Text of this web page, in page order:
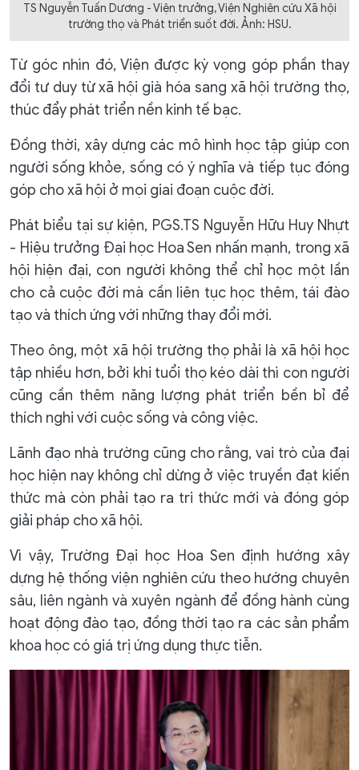
TS Nguyễn Tuấn Dương - Viện trưởng, Viện Nghiên cứu Xã hội
trường thọ và Phát triển suốt đời. Ảnh: HSU.
Từ góc nhìn đó, Viện được kỳ vọng góp phần thay
đổi tư duy từ xã hội già hóa sang xã hội trường thọ,
thúc đẩy phát triển nền kinh tế bạc.
Đồng thời, xây dựng các mô hình học tập giúp con
người sống khỏe, sống có ý nghĩa và tiếp tục đóng
góp cho xã hội ở mọi giai đoạn cuộc đời.
Phát biểu tại sự kiện, PGS.TS Nguyễn Hữu Huy Nhựt
- Hiệu trưởng Đại học Hoa Sen nhấn mạnh, trong xã
hội hiện đại, con người không thể chỉ học một lần
cho cả cuộc đời mà cần liên tục học thêm, tái đào
tạo và thích ứng với những thay đổi mới.
Theo ông, một xã hội trường thọ phải là xã hội học
tập nhiều hơn, bởi khi tuổi thọ kéo dài thì con người
cũng cần thêm năng lượng phát triển bền bỉ để
thích nghi với cuộc sống và công việc.
Lãnh đạo nhà trường cũng cho rằng, vai trò của đại
học hiện nay không chỉ dừng ở việc truyền đạt kiến
thức mà còn phải tạo ra tri thức mới và đóng góp
giải pháp cho xã hội.
Vì vậy, Trường Đại học Hoa Sen định hướng xây
dựng hệ thống viện nghiên cứu theo hướng chuyên
sâu, liên ngành và xuyên ngành để đồng hành cùng
hoạt động đào tạo, đồng thời tạo ra các sản phẩm
khoa học có giá trị ứng dụng thực tiễn.